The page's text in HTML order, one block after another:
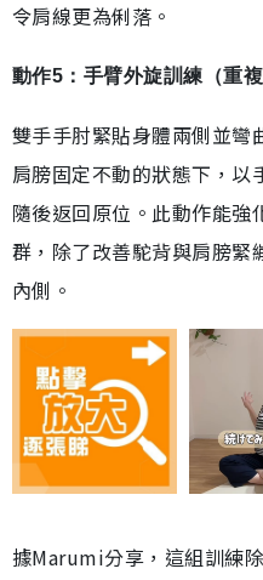
令肩線更為俐落。
動作5：手臂外旋訓練（重複
雙手手肘緊貼身體兩側並彎
肩膀固定不動的狀態下，以
隨後返回原位。此動作能強
群，除了改善駝背與肩膀緊
內側。
據Marumi分享，這組訓練